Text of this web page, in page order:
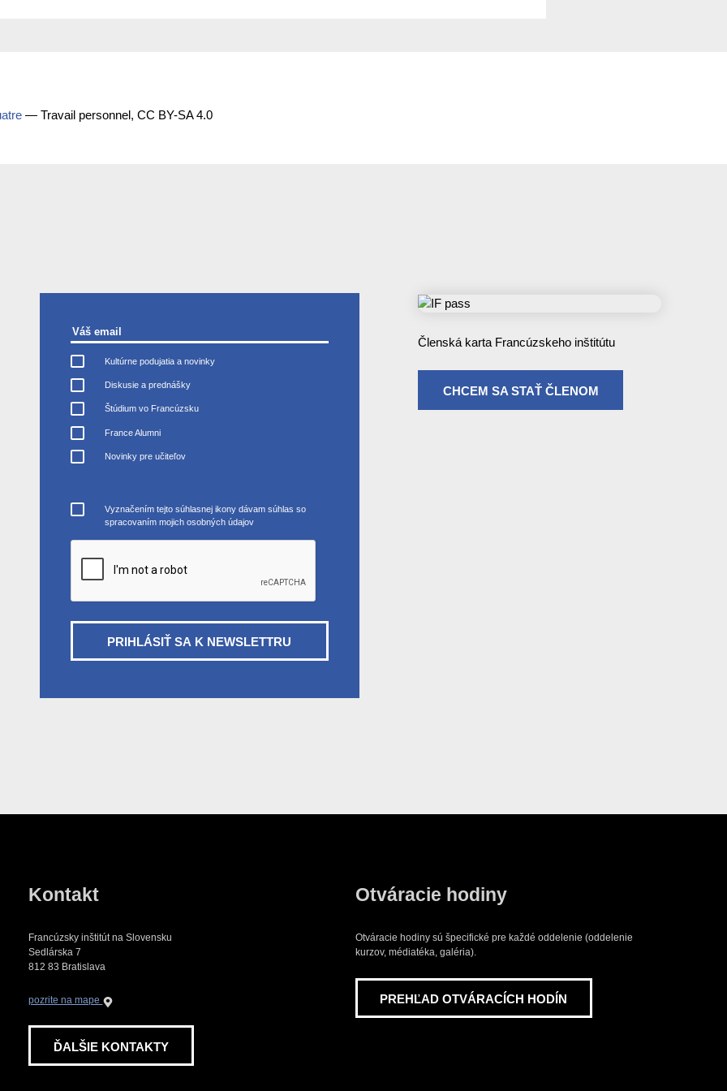
— Travail personnel, CC BY-SA 4.0
Váš email
Kultúrne podujatia a novinky
Diskusie a prednášky
Štúdium vo Francúzsku
France Alumni
Novinky pre učiteľov
Vyznačením tejto súhlasnej ikony dávam súhlas so
spracovaním mojich osobných údajov
PRIHLÁSIŤ SA K NEWSLETTRU
Členská karta Francúzskeho inštitútu
CHCEM SA STAŤ ČLENOM
Kontakt
Francúzsky inštitút na Slovensku
Sedlárska 7
812 83 Bratislava
pozrite na mape
ĎALŠIE KONTAKTY
Otváracie hodiny
Otváracie hodiny sú špecifické pre každé oddelenie (oddelenie
kurzov, médiatéka, galéria).
PREHĽAD OTVÁRACÍCH HODÍN